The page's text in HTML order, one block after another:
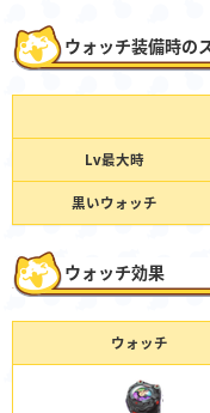
ウォッチ装備時の
Lv最大時
黒いウォッチ
ウォッチ効果
ウォッチ